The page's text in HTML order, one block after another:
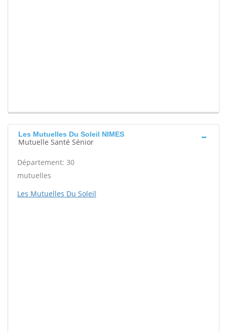
Les Mutuelles Du Soleil NIMES
Mutuelle Santé Sénior
Département: 30
mutuelles
Les Mutuelles Du Soleil